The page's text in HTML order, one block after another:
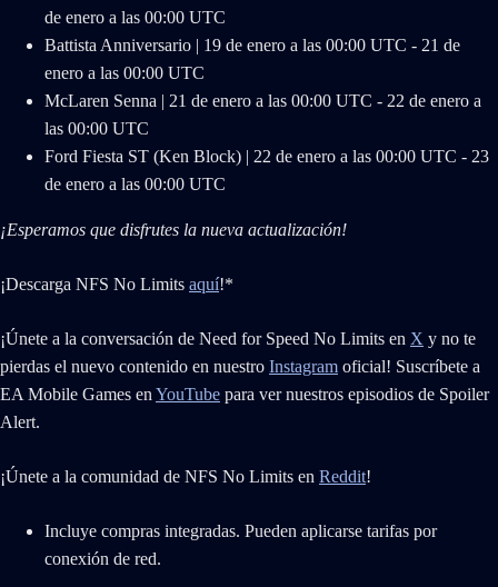
de enero a las 00:00 UTC
Battista Anniversario | 19 de enero a las 00:00 UTC - 21 de
enero a las 00:00 UTC
McLaren Senna | 21 de enero a las 00:00 UTC - 22 de enero a
las 00:00 UTC
Ford Fiesta ST (Ken Block) | 22 de enero a las 00:00 UTC - 23
de enero a las 00:00 UTC
¡Esperamos que disfrutes la nueva actualización!
¡Descarga NFS No Limits aquí!*
¡Únete a la conversación de Need for Speed No Limits en X y no te
pierdas el nuevo contenido en nuestro Instagram oficial! Suscríbete a
EA Mobile Games en YouTube para ver nuestros episodios de Spoiler
Alert.
¡Únete a la comunidad de NFS No Limits en Reddit!
Incluye compras integradas. Pueden aplicarse tarifas por
conexión de red.